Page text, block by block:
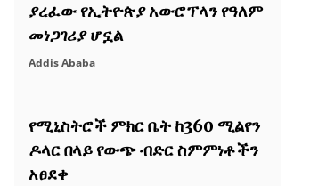
ያረፈው የኢትዮጵያ አውሮፕላን የዓለም
መነጋገሪያ ሆኗል
Addis Ababa
የሚኒስትሮች ምክር ቤት ከ360 ሚልየን
ዶላር በላይ የውጭ ብድር ስምምነቶችን
አፀደቀ